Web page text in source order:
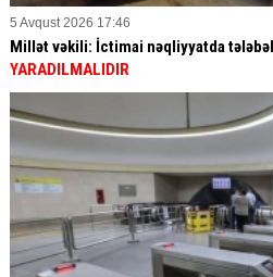
5 Avqust 2026 17:46
Millət vəkili: İctimai nəqliyyatda
YARADILMALIDIR